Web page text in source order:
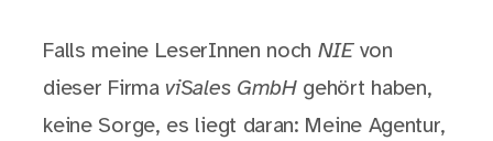
Falls meine LeserInnen noch NIEvon
dieser Firma viSales GmbHgehört haben,
keine Sorge, es liegt daran: Meine Agentur,